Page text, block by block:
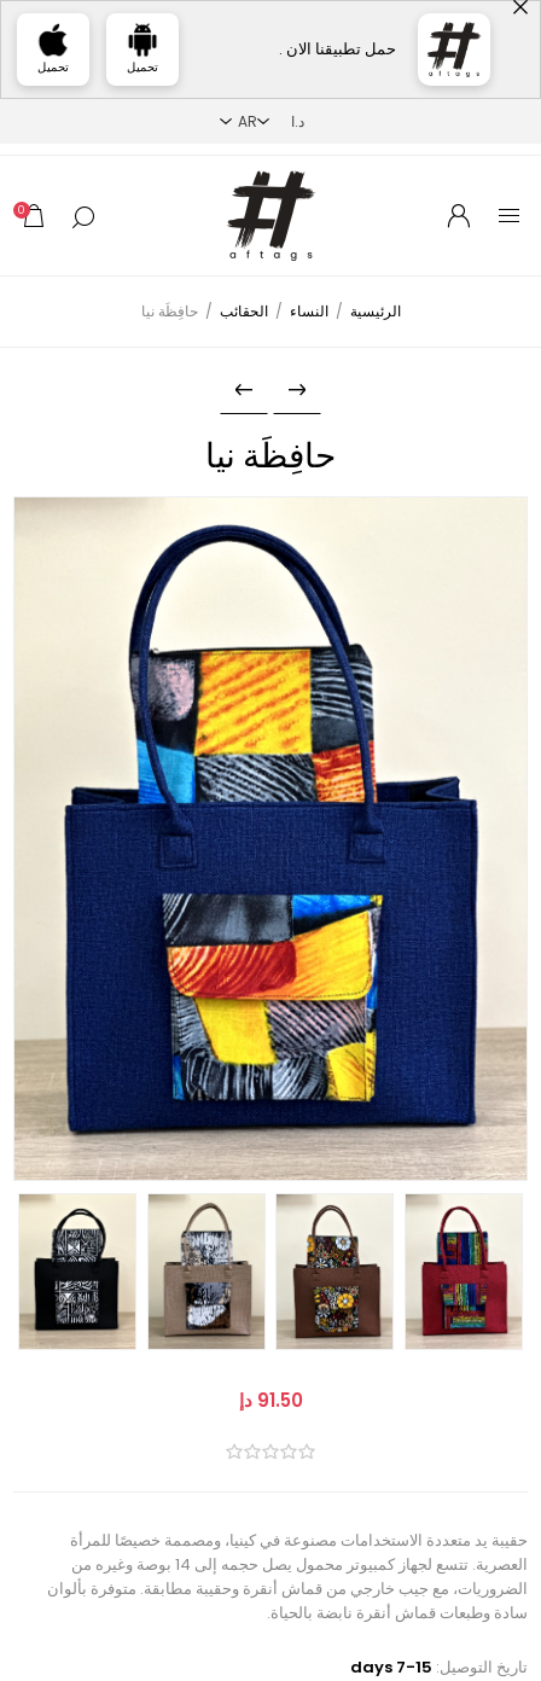
حمل تطبيقنا الان .
تحميل تحميل
0
الرئيسية / النساء / الحقائب / حافِظَة نيا
حافِظَة نيا
91.50 دإ
حقيبة يد متعددة الاستخدامات مصنوعة في كينيا، ومصممة خصيصًا للمرأة
العصرية. تتسع لجهاز كمبيوتر محمول يصل حجمه إلى 14 بوصة وغيره من
الضروريات، مع جيب خارجي من قماش أنقرة وحقيبة مطابقة. متوفرة بألوان
سادة وطبعات قماش أنقرة نابضة بالحياة.
تاريخ التوصيل: 7-15 days